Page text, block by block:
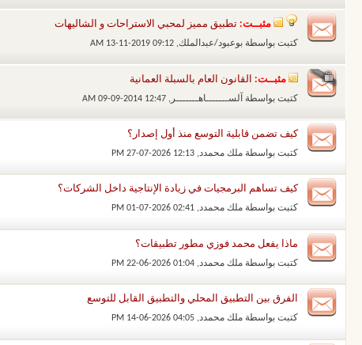
مثبــت: تطبيق مميز لمحبي الاستراحات و الشاليهات
كتبت بواسطة بوعبود/عبدالملك‏, 13-11-2019 09:12 AM
مثبــت: القانون العام بالسبلة العمانية
كتبت بواسطة آلســـــــاهـــــــر ‏, 09-09-2014 12:47 AM
كيف تضمن قابلية التوسع منذ أول إصدار؟
كتبت بواسطة ملك محمدد‏, 27-07-2026 12:13 PM
كيف تساهم البرمجيات في زيادة الإنتاجية داخل الشركات؟
كتبت بواسطة ملك محمدد‏, 01-07-2026 02:41 PM
ماذا يفعل محمد فوزي مطور تطبيقات؟
كتبت بواسطة ملك محمدد‏, 22-06-2026 01:04 PM
الفرق بين التطبيق المحلي والتطبيق القابل للتوسع
كتبت بواسطة ملك محمدد‏, 14-06-2026 04:05 PM